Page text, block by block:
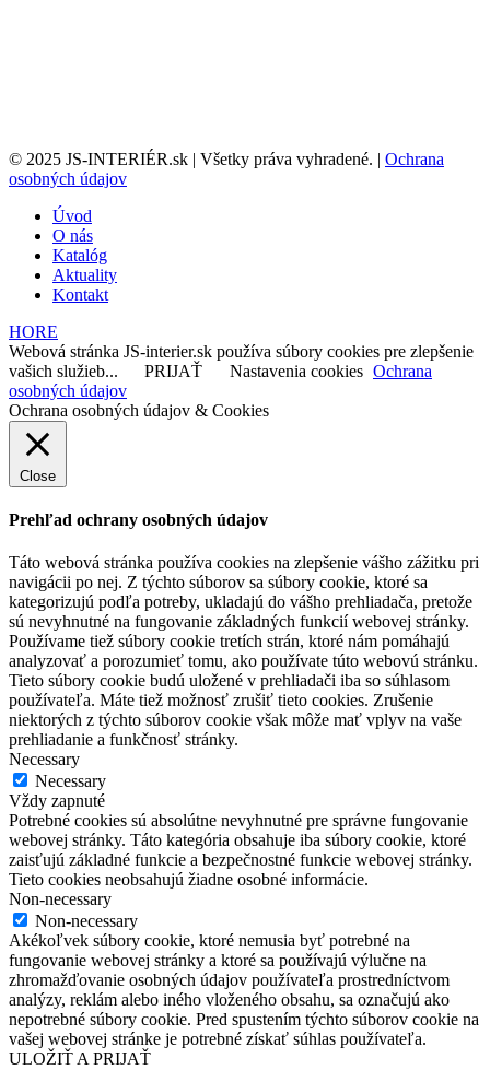
© 2025 JS-INTERIÉR.sk | Všetky práva vyhradené. | Ochrana
osobných údajov
Úvod
O nás
Katalóg
Aktuality
Kontakt
HORE
Webová stránka JS-interier.sk používa súbory cookies pre zlepšenie
vašich služieb...
PRIJAŤ Nastavenia cookies Ochrana
osobných údajov
Ochrana osobných údajov & Cookies
Close
Prehľad ochrany osobných údajov
Táto webová stránka používa cookies na zlepšenie vášho zážitku pri
navigácii po nej. Z týchto súborov sa súbory cookie, ktoré sa
kategorizujú podľa potreby, ukladajú do vášho prehliadača, pretože
sú nevyhnutné na fungovanie základných funkcií webovej stránky.
Používame tiež súbory cookie tretích strán, ktoré nám pomáhajú
analyzovať a porozumieť tomu, ako používate túto webovú stránku.
Tieto súbory cookie budú uložené v prehliadači iba so súhlasom
používateľa. Máte tiež možnosť zrušiť tieto cookies. Zrušenie
niektorých z týchto súborov cookie však môže mať vplyv na vaše
prehliadanie a funkčnosť stránky.
Necessary
Necessary
Vždy zapnuté
Potrebné cookies sú absolútne nevyhnutné pre správne fungovanie
webovej stránky. Táto kategória obsahuje iba súbory cookie, ktoré
zaisťujú základné funkcie a bezpečnostné funkcie webovej stránky.
Tieto cookies neobsahujú žiadne osobné informácie.
Non-necessary
Non-necessary
Akékoľvek súbory cookie, ktoré nemusia byť potrebné na
fungovanie webovej stránky a ktoré sa používajú výlučne na
zhromažďovanie osobných údajov používateľa prostredníctvom
analýzy, reklám alebo iného vloženého obsahu, sa označujú ako
nepotrebné súbory cookie. Pred spustením týchto súborov cookie na
vašej webovej stránke je potrebné získať súhlas používateľa.
ULOŽIŤ A PRIJAŤ